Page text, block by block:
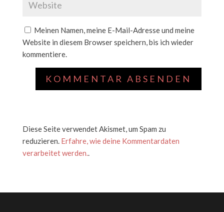
Meinen Namen, meine E-Mail-Adresse und meine
Website in diesem Browser speichern, bis ich wieder
kommentiere.
Diese Seite verwendet Akismet, um Spam zu
reduzieren. Erfahre, wie deine Kommentardaten
verarbeitet werden..